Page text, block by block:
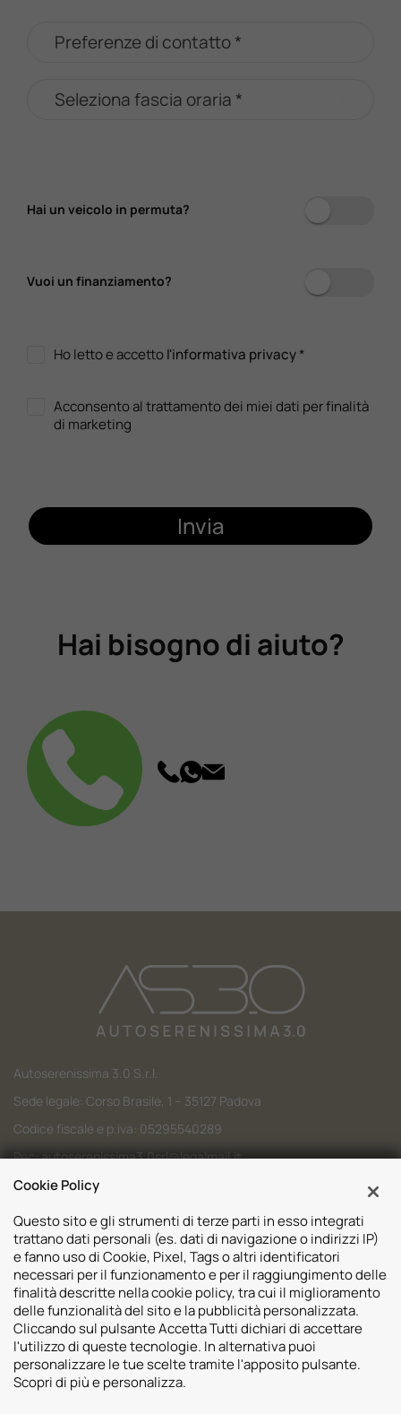
Hai un veicolo in permuta?
Vuoi un finanziamento?
Ho letto e accettol'informativa privacy*
Acconsento al trattamento dei miei dati per finalità
di marketing
Invia
Hai bisogno di aiuto?
Autoserenissima 3.0 S.r.l.
Sede legale: Corso Brasile, 1 – 35127 Padova
Codice fiscale e p.iva: 05295540289
Pec:autoserenissima3.0srl@legalmail.it
Codice SDI: M5UXCR1
Sedi
Volvo Padova
Volvo Venezia
Usato Padova
Mazda Padova
Risorse
Valuta il tuo Usato
Contatti
Promozioni
Cookie Policy
Questo sito e gli strumenti di terze parti in esso integrati
trattano dati personali (es. dati di navigazione o indirizzi IP)
e fanno uso di Cookie, Pixel, Tags o altri identificatori
necessari per il funzionamento e per il raggiungimento delle
finalità descritte nella cookie policy, tra cui il miglioramento
delle funzionalità del sito e la pubblicità personalizzata.
Cliccando sul pulsante Accetta Tutti dichiari di accettare
l'utilizzo di queste tecnologie. In alternativa puoi
personalizzare le tue scelte tramite l'apposito pulsante.
Scopri di più e personalizza.